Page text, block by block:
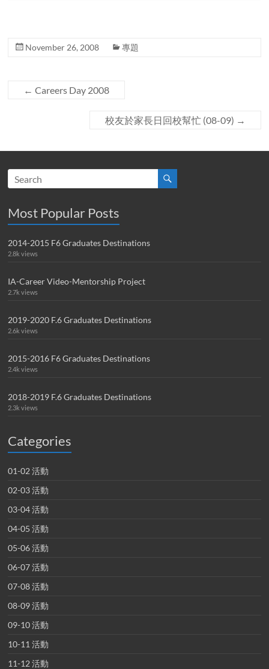
November 26, 2008 專題
← Careers Day 2008
校友於家長日回校幫忙 (08-09) →
Most Popular Posts
2014-2015 F6 Graduates Destinations
2.8k views
IA-Career Video-Mentorship Project
2.7k views
2019-2020 F.6 Graduates Destinations
2.6k views
2015-2016 F6 Graduates Destinations
2.4k views
2018-2019 F.6 Graduates Destinations
2.3k views
Categories
01-02 活動
02-03 活動
03-04 活動
04-05 活動
05-06 活動
06-07 活動
07-08 活動
08-09 活動
09-10 活動
10-11 活動
11-12 活動